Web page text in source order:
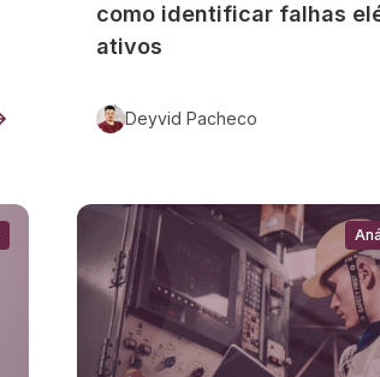
como identificar falhas
ativos
Deyvid Pacheco